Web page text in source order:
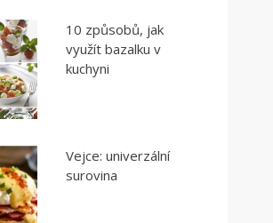
10 způsobů, jak
využít bazalku v
kuchyni
Vejce: univerzální
surovina